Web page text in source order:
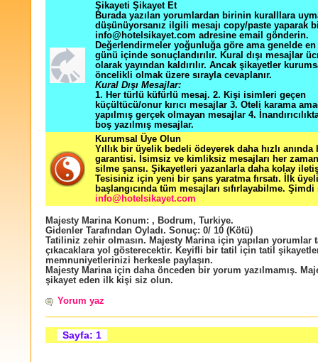
Şikayeti Şikayet Et
Burada yazılan yorumlardan birinin kuralllara
düşünüyorsanız ilgili mesajı copy/paste yaparak
info@hotelsikayet.com adresine email gönderin.
Değerlendirmeler yoğunluğa göre ama genelde
günü içinde sonuçlandırılır. Kural dışı mesajlar
olarak yayından kaldırılır. Ancak şikayetler
öncelikli olmak üzere sırayla cevaplanır.
Kural Dışı Mesajlar:
1. Her türlü küfürlü mesaj. 2. Kişi isimleri geçen
küçültücü/onur kırıcı mesajlar 3. Oteli karama
yapılmış gerçek olmayan mesajlar 4.
boş yazılmış mesajlar.
Kurumsal Üye Olun
Yıllık bir üyelik bedeli ödeyerek daha hızlı
garantisi. İsimsiz ve kimliksiz mesajları her zaman
silme şansı. Şikayetleri yazanlarla daha kolay
Tesisiniz için yeni bir şans yaratma fırsatı. İlk
başlangıcında tüm mesajları sıfırlayabilme. Şimdi
info@hotelsikayet.com
Majesty MarinaKonum: , Bodrum, Turkiye.
Gidenler Tarafından Oyladı. Sonuç: 0/ 10 (Kötü)
Tatiliniz zehir olmasın. Majesty Marina için yapılan yorumlar
çıkacaklara yol gösterecektir. Keyifli bir tatil için tatil
memnuniyetlerinizi herkesle paylaşın.
Majesty Marina için daha önceden bir yorum yazılmamış.
şikayet eden ilk kişi siz olun.
Yorum yaz
Sayfa: 1